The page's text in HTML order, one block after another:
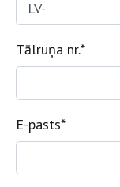
Tālruņa nr.*
E-pasts*